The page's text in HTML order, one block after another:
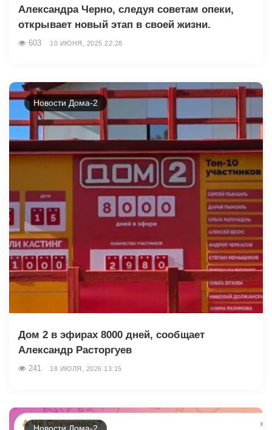
Александра Черно, следуя советам опеки,
открывает новый этап в своей жизни.
603 10 ИЮНЯ, 2025 22:28
Новости Дома-2
Дом 2 в эфирах 8000 дней, сообщает
Александр Расторгуев
241 18 ИЮЛЯ, 2026 13:15
Новости Дома-2